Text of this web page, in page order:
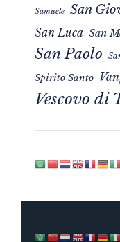
Samuele San
San Luca San
San Paolo
Spirito Santo
Vescovo di